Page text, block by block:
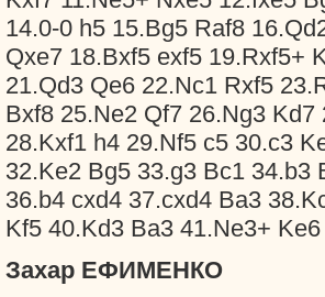
14.0-0 h5 15.Bg5 Raf8
Qxe7 18.Bxf5 exf5 19.Rxf5+
21.Qd3 Qe6 22.Nc1 Rxf5
Bxf8 25.Ne2 Qf7 26.Ng3 Kd7
28.Kxf1 h4 29.Nf5 c5 30.c3
32.Ke2 Bg5 33.g3 Bc1 34.b3
36.b4 cxd4 37.cxd4 Ba3
Kf5 40.Kd3 Ba3 41.Ne3+
Захар ЕФИМЕНКО